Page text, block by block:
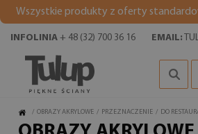
Wszystkie produkty z oferty
INFOLINIA + 48 (32) 700 36 16 EMAIL:
/ OBRAZY AKRYLOWE / PRZEZNACZENIE / DO